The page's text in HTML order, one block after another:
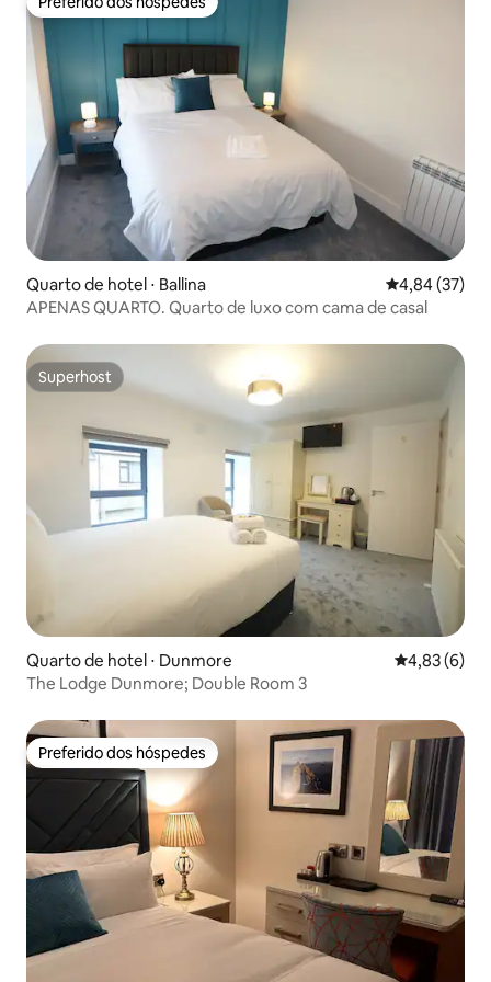
Preferido dos hóspedes
Quarto de hotel ⋅ Ballina 4,84 de uma
4,84 (37)
APENAS QUARTO. Quarto de luxo com cama de casal
Superhost
Superhost
Quarto de hotel ⋅ Dunmore 4,83 de uma
4,83 (6)
The Lodge Dunmore; Double Room 3
Preferido dos hóspedes
Preferido dos hóspedes